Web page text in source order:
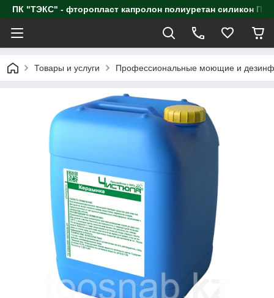
ПК "ТЭКС" - фторопласт капролон полиуретан
Товары и услуги Профессиональные моющие и